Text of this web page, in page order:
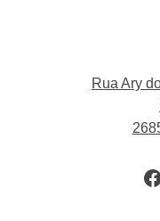
Rua Ary